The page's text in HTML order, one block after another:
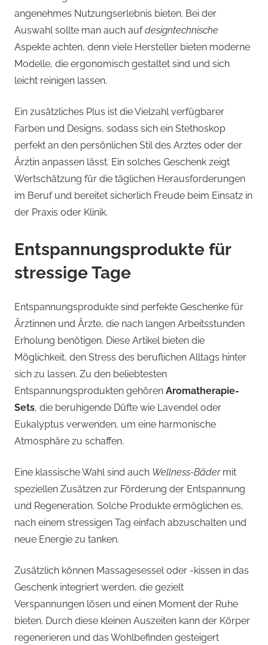
angenehmes Nutzungserlebnis bieten. Bei der
Auswahl sollte man auch aufdesigntechnische
Aspekte achten, denn viele Hersteller bieten moderne
Modelle, die ergonomisch gestaltet sind und sich
leicht reinigen lassen.
Ein zusätzliches Plus ist die Vielzahl verfügbarer
Farben und Designs, sodass sich ein Stethoskop
perfekt an den persönlichen Stil des Arztes oder der
Ärztin anpassen lässt. Ein solches Geschenk zeigt
Wertschätzung für die täglichen Herausforderungen
im Beruf und bereitet sicherlich Freude beim Einsatz in
der Praxis oder Klinik.
Entspannungsprodukte für
stressige Tage
Entspannungsprodukte sind perfekte Geschenke für
Ärztinnen und Ärzte, die nach langen Arbeitsstunden
Erholung benötigen. Diese Artikel bieten die
Möglichkeit, den Stress des beruflichen Alltags hinter
sich zu lassen. Zu den beliebtesten
Entspannungsprodukten gehören Aromatherapie-
Sets, die beruhigende Düfte wie Lavendel oder
Eukalyptus verwenden, um eine harmonische
Atmosphäre zu schaffen.
Eine klassische Wahl sind auch Wellness-Bädermit
speziellen Zusätzen zur Förderung der Entspannung
und Regeneration. Solche Produkte ermöglichen es,
nach einem stressigen Tag einfach abzuschalten und
neue Energie zu tanken.
Zusätzlich können Massagesessel oder -kissen in das
Geschenk integriert werden, die gezielt
Verspannungen lösen und einen Moment der Ruhe
bieten. Durch diese kleinen Auszeiten kann der Körper
regenerieren und das Wohlbefinden gesteigert